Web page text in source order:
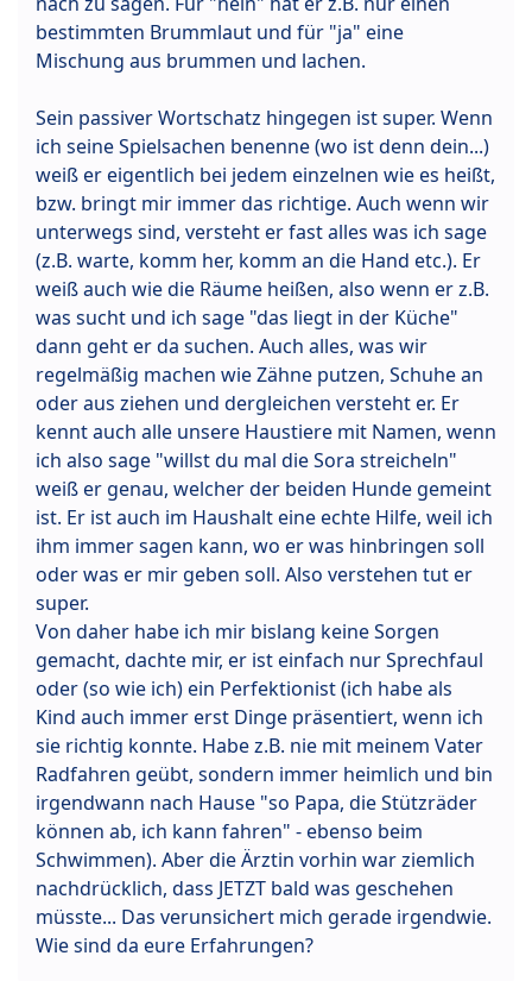
bestimmten Brummlaut und für "ja" eine
Mischung aus brummen und lachen.
Sein passiver Wortschatz hingegen ist super. Wenn
ich seine Spielsachen benenne (wo ist denn dein...)
weiß er eigentlich bei jedem einzelnen wie es heißt,
bzw. bringt mir immer das richtige. Auch wenn wir
unterwegs sind, versteht er fast alles was ich sage
(z.B. warte, komm her, komm an die Hand etc.). Er
weiß auch wie die Räume heißen, also wenn er z.B.
was sucht und ich sage "das liegt in der Küche"
dann geht er da suchen. Auch alles, was wir
regelmäßig machen wie Zähne putzen, Schuhe an
oder aus ziehen und dergleichen versteht er. Er
kennt auch alle unsere Haustiere mit Namen, wenn
ich also sage "willst du mal die Sora streicheln"
weiß er genau, welcher der beiden Hunde gemeint
ist. Er ist auch im Haushalt eine echte Hilfe, weil ich
ihm immer sagen kann, wo er was hinbringen soll
oder was er mir geben soll. Also verstehen tut er
super.
Von daher habe ich mir bislang keine Sorgen
gemacht, dachte mir, er ist einfach nur Sprechfaul
oder (so wie ich) ein Perfektionist (ich habe als
Kind auch immer erst Dinge präsentiert, wenn ich
sie richtig konnte. Habe z.B. nie mit meinem Vater
Radfahren geübt, sondern immer heimlich und bin
irgendwann nach Hause "so Papa, die Stützräder
können ab, ich kann fahren" - ebenso beim
Schwimmen). Aber die Ärztin vorhin war ziemlich
nachdrücklich, dass JETZT bald was geschehen
müsste... Das verunsichert mich gerade irgendwie.
Wie sind da eure Erfahrungen?